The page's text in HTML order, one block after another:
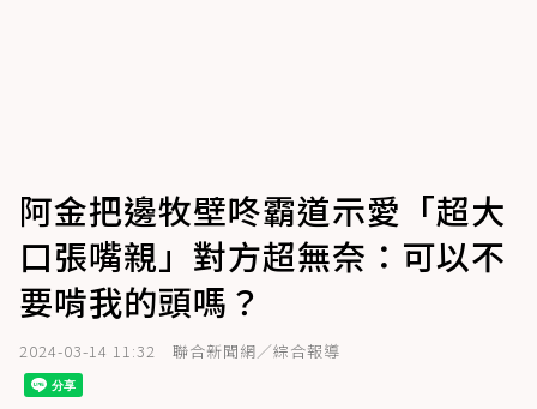
阿金把邊牧壁咚霸道示愛「超大
口張嘴親」對方超無奈：可以不
要啃我的頭嗎？
2024-03-14 11:32 聯合新聞網／綜合報導